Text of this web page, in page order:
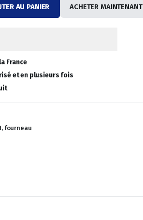
AU PANIER ACHETER MAINTENANT
France
et en plusieurs fois
fourneau